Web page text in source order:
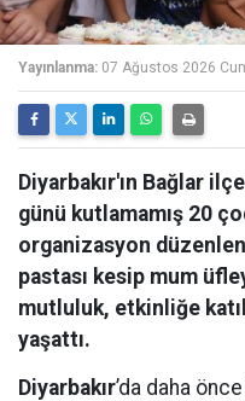
Yayınlanma: 07 Ağustos 2026
Diyarbakır'ın Bağlar
günü kutlamamış 20
organizasyon
pastası kesip mum
mutluluk, etkinliğe
yaşattı.
Diyarbakır’da daha